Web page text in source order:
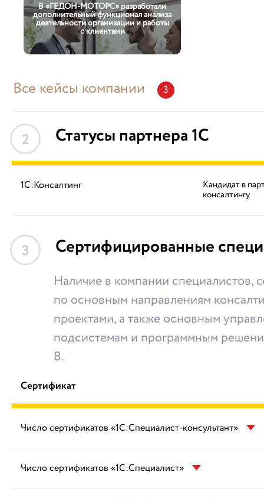
В «ГЕДОН-МОТОРС» разработали
дополнительный функционал анализа
деятельности организации и работы
с клиентами
Все кейсы компании 3
2 Статусы партнера 1С
1С:Консалтинг Кандидат в
консалтингу
3 Сертифицированные
Наличие в компании специалистов,
по основным направлениям
проектами, а также основным
подсистемам и программным
8.
Сертификат
Число сертификатов «1С:Специалист-консультант»
Число сертификатов «1С:Специалист»